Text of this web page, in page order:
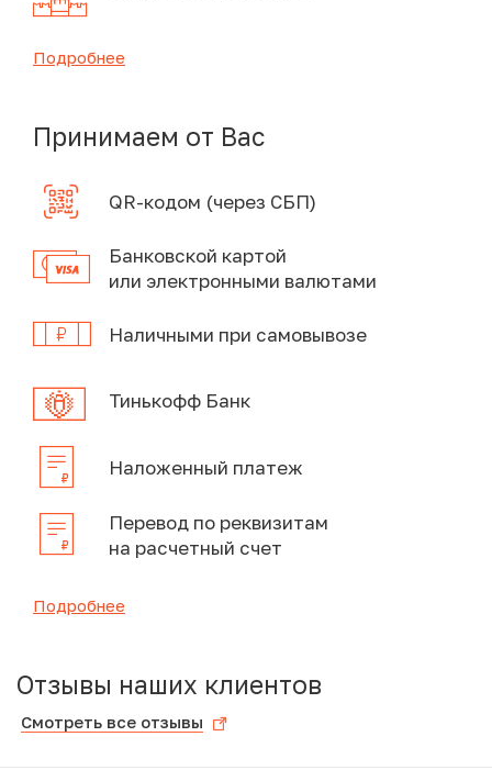
Подробнее
Принимаем от Вас
QR-кодом (через СБП)
Банковской картой
или электронными валютами
Наличными при самовывозе
Тинькофф Банк
Наложенный платеж
Перевод по реквизитам
на расчетный счет
Подробнее
Отзывы наших клиентов
Смотреть все отзывы